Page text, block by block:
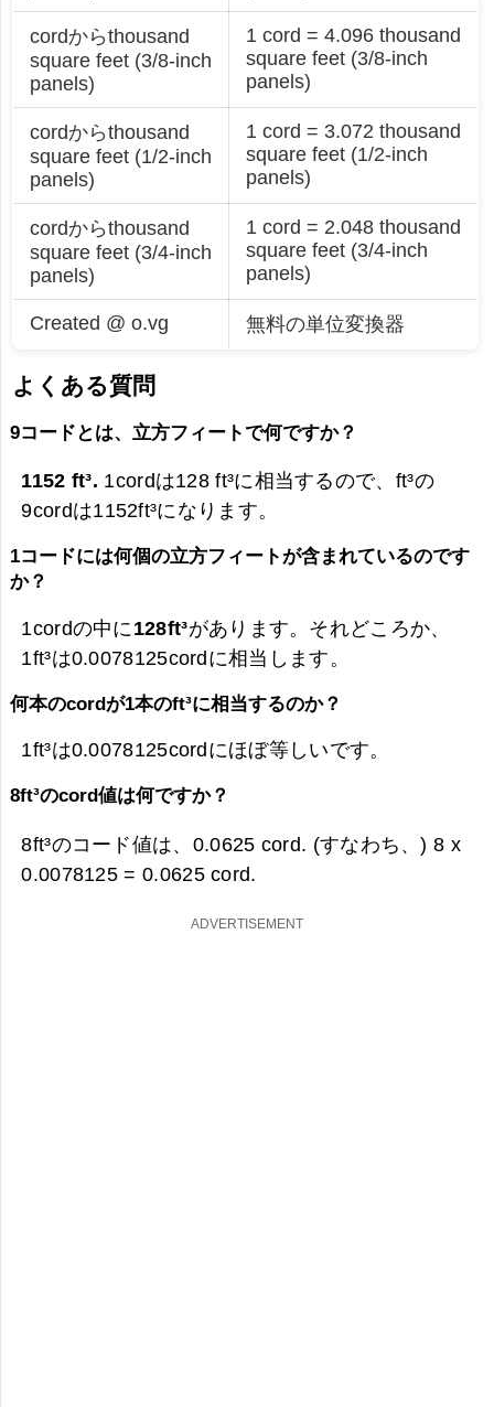
cordからthousand
square feet (3/8-inch
panels)
1 cord = 4.096 thousand
square feet (3/8-inch
panels)
cordからthousand
square feet (1/2-inch
panels)
1 cord = 3.072 thousand
square feet (1/2-inch
panels)
cordからthousand
square feet (3/4-inch
panels)
1 cord = 2.048 thousand
square feet (3/4-inch
panels)
Created @ o.vg 無料の単位変換器
よくある質問
9コードとは、立方フィートで何ですか？
1152 ft³. 1cordは128 ft³に相当するので、ft³の
9cordは1152ft³になります。
1コードには何個の立方フィートが含まれているのです
か？
1cordの中に128ft³があります。それどころか、
1ft³は0.0078125cordに相当します。
何本のcordが1本のft³に相当するのか？
1ft³は0.0078125cordにほぼ等しいです。
8ft³のcord値は何ですか？
8ft³のコード値は、 0.0625 cord. (すなわち、) 8 x
0.0078125 = 0.0625 cord.